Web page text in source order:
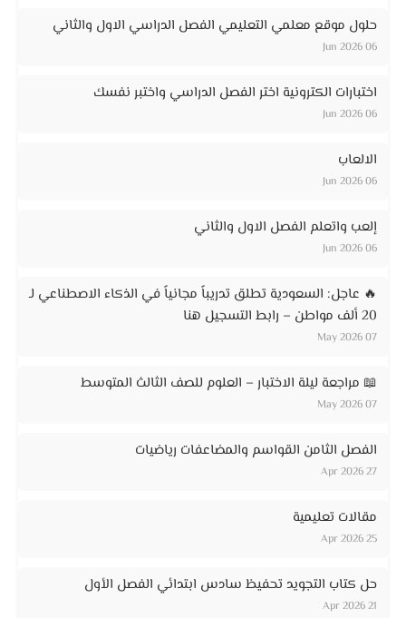
حلول موقع معلمي التعليمي الفصل الدراسي الاول والثاني
06 Jun 2026
اختبارات الكترونية اختر الفصل الدراسي واختبر نفسك
06 Jun 2026
الالعاب
06 Jun 2026
إلعب واتعلم الفصل الاول والثاني
06 Jun 2026
🔥 عاجل: السعودية تطلق تدريباً مجانياً في الذكاء الاصطناعي لـ
20 ألف مواطن – رابط التسجيل هنا
07 May 2026
📖 مراجعة ليلة الاختبار – العلوم للصف الثالث المتوسط
07 May 2026
الفصل الثامن القواسم والمضاعفات رياضيات
27 Apr 2026
مقالات تعليمية
25 Apr 2026
حل كتاب التجويد تحفيظ سادس ابتدائي الفصل الأول
21 Apr 2026